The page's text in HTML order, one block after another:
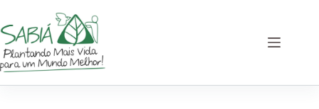
o
conteúdo